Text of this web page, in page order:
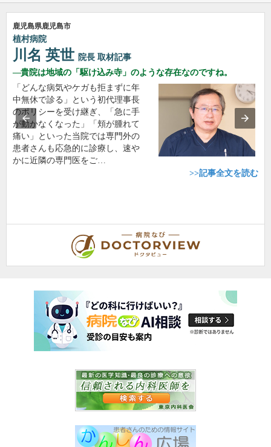
鹿児島県鹿児島市
植村病院
川名 英世 院長 取材記事
貴院は地域の「駆け込み寺」のような存在なのですね。
「どんな病気やケガも拒まずに年
中無休で診る」という初代理事長
のポリシーを受け継ぎ、「急に手
が動かなくなった」「頬が腫れて
痛い」といった当院では専門外の
患者さんも応急的に診療し、速や
かに近隣の専門医をご…
>>記事全文を読む